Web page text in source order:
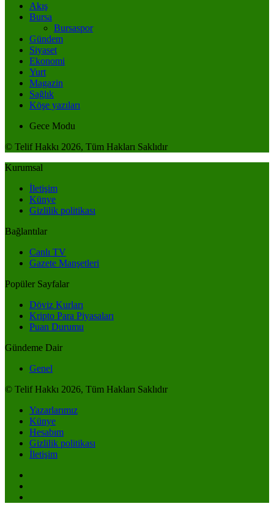
Akış
Bursa
Bursaspor
Gündem
Siyaset
Ekonomi
Yurt
Magazin
Sağlık
Köşe yazıları
Gece Modu
© Telif Hakkı 2026, Tüm Hakları Saklıdır
Kurumsal
İletişim
Künye
Gizlilik politikası
Bağlantılar
Canlı TV
Gazete Manşetleri
Popüler Sayfalar
Döviz Kurları
Kripto Para Piyasaları
Puan Durumu
Gündeme Dair
Genel
© Telif Hakkı 2026, Tüm Hakları Saklıdır
Yazarlarımız
Künye
Hesabım
Gizlilik politikası
İletişim